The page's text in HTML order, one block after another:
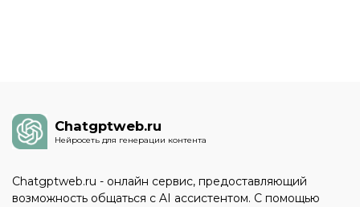
Chatgptweb.ru
Нейросеть для генерации контента
Chatgptweb.ru - онлайн сервис, предоставляющий
возможность общаться с AI ассистентом. С помощью